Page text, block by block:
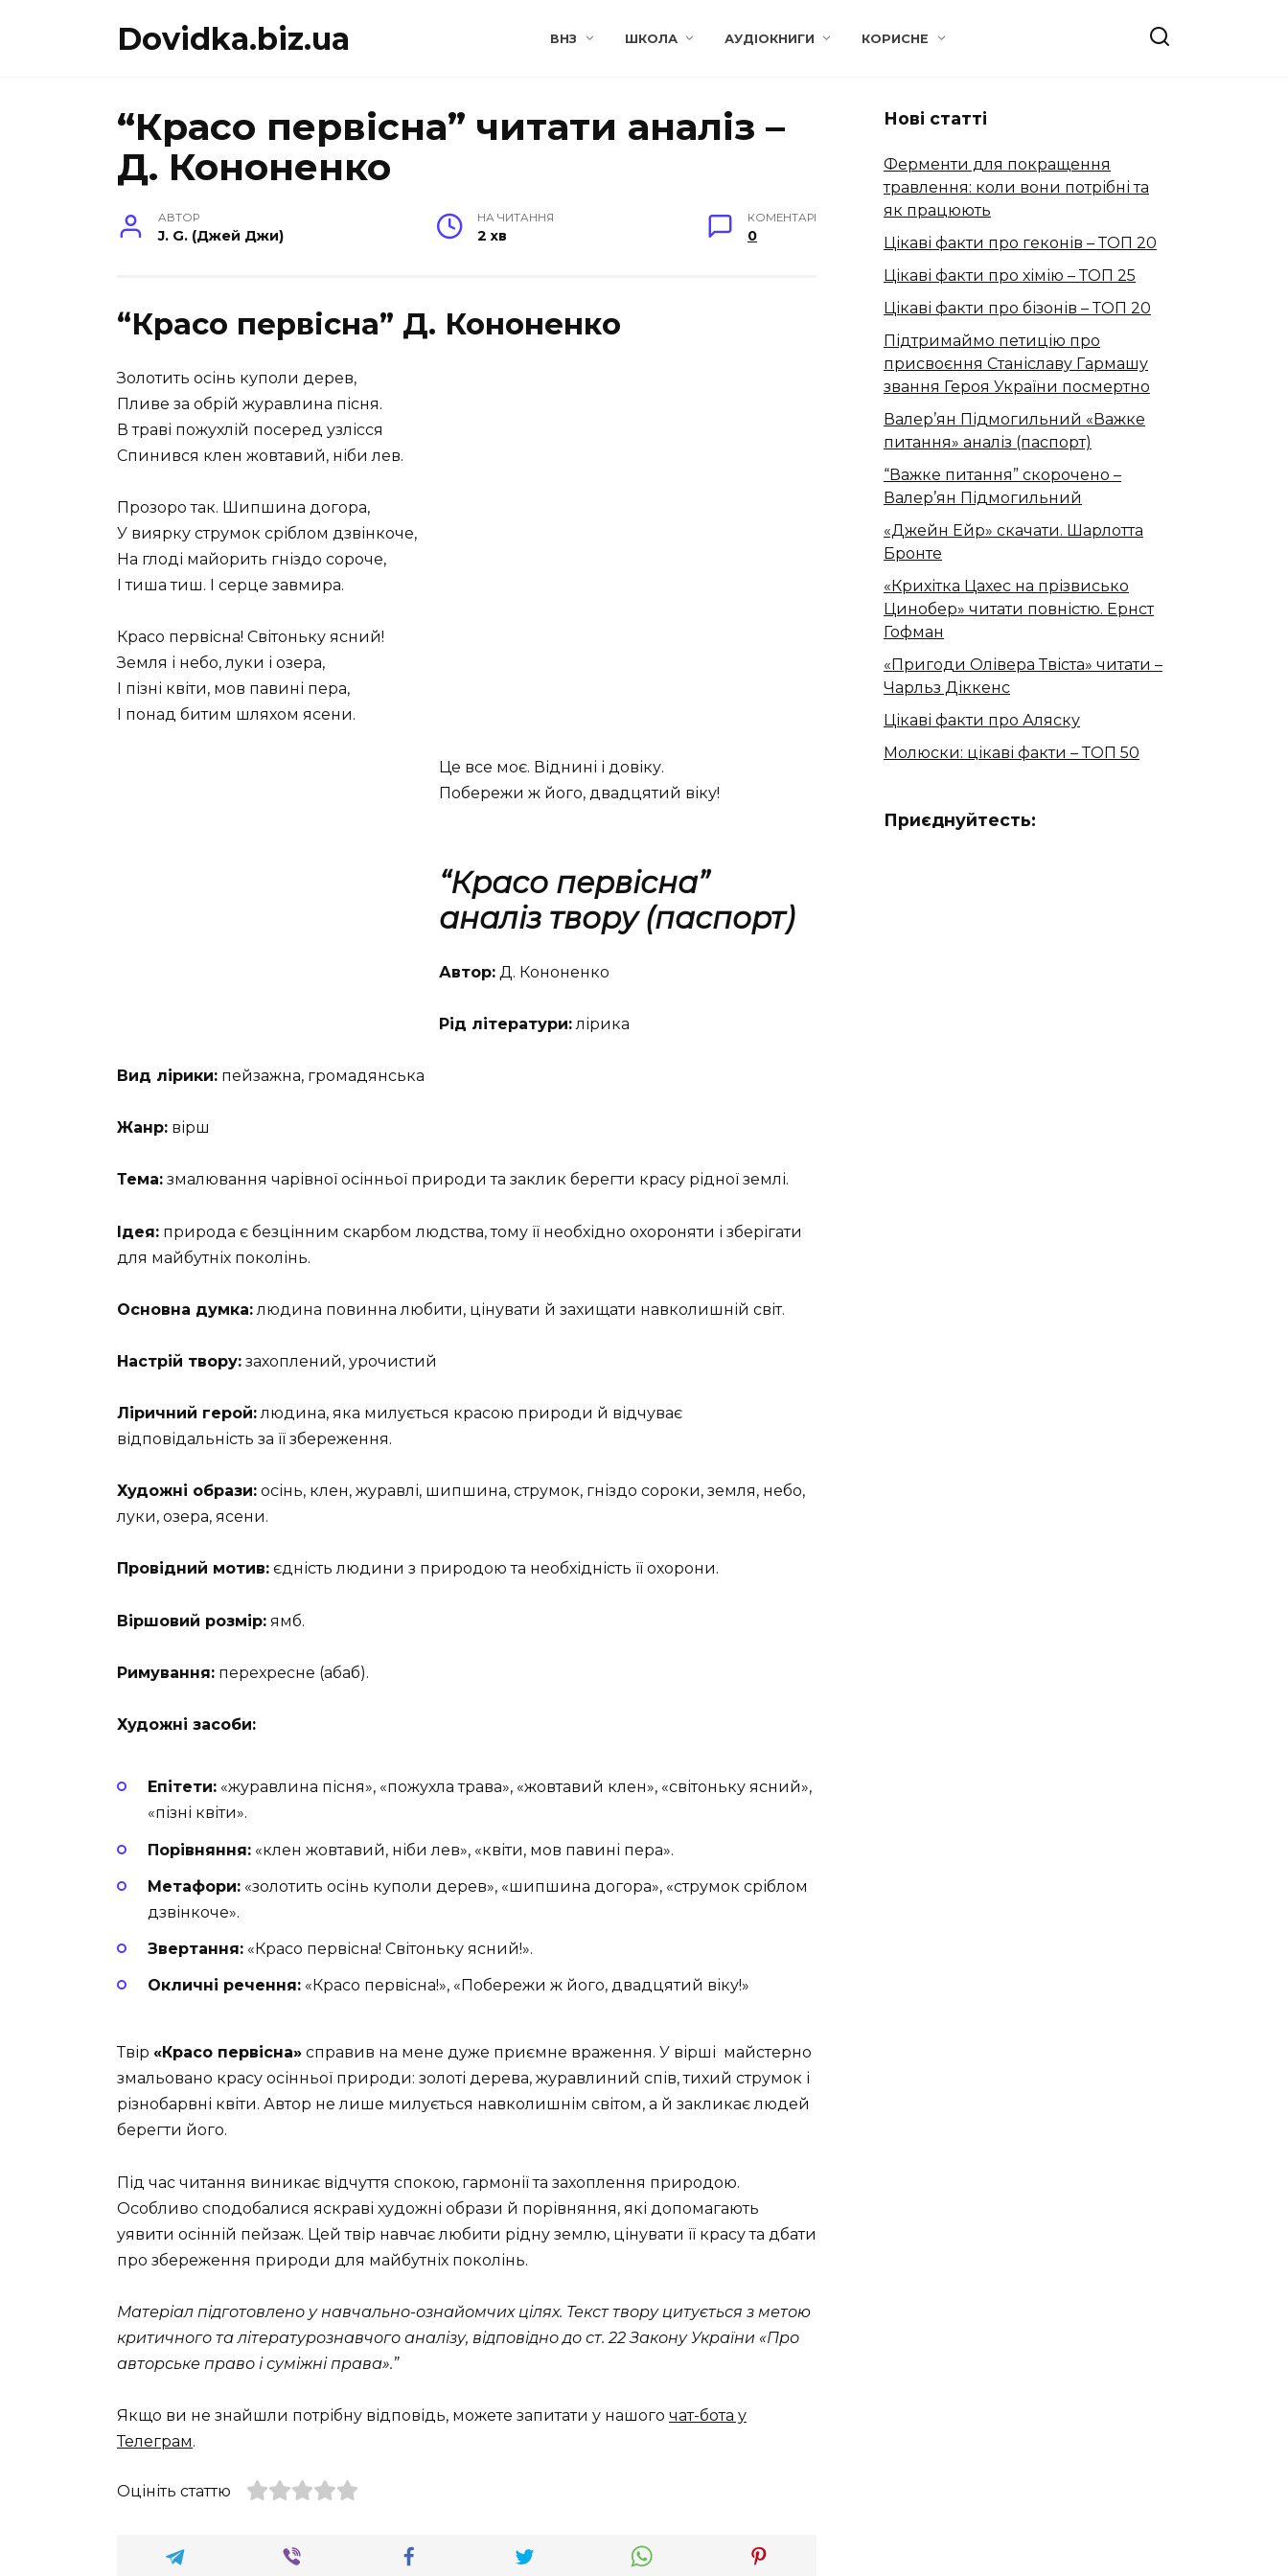
Dovidka.biz.ua ВНЗ ШКОЛА АУДІОКНИГИ КОРИСНЕ
“Красо первісна” читати аналіз –
Д. Кононенко
АВТОР
J. G. (Джей Джи)
НА ЧИТАННЯ
2 хв
КОМЕНТАРІ
0
“Красо первісна” Д. Кононенко
Золотить осінь куполи дерев,
Пливе за обрій журавлина пісня.
В траві пожухлій посеред узлісся
Спинився клен жовтавий, ніби лев.
Прозоро так. Шипшина догора,
У виярку струмок сріблом дзвінкоче,
На глоді майорить гніздо сороче,
І тиша тиш. І серце завмира.
Красо первісна! Світоньку ясний!
Земля і небо, луки і озера,
І пізні квіти, мов павині пера,
І понад битим шляхом ясени.
Це все моє. Віднині і довіку.
Побережи ж його, двадцятий віку!
“Красо первісна”
аналіз твору (паспорт)
Автор: Д. Кононенко
Рід літератури: лірика
Вид лірики: пейзажна, громадянська
Жанр: вірш
Тема: змалювання чарівної осінньої природи та заклик берегти красу рідної землі.
Ідея: природа є безцінним скарбом людства, тому її необхідно охороняти і зберігати
для майбутніх поколінь.
Основна думка: людина повинна любити, цінувати й захищати навколишній світ.
Настрій твору: захоплений, урочистий
Ліричний герой:людина, яка милується красою природи й відчуває
відповідальність за її збереження.
Художні образи: осінь, клен, журавлі, шипшина, струмок, гніздо сороки, земля, небо,
луки, озера, ясени.
Провідний мотив: єдність людини з природою та необхідність її охорони.
Віршовий розмір: ямб.
Римування: перехресне (абаб).
Художні засоби:
Епітети: «журавлина пісня», «пожухла трава», «жовтавий клен», «світоньку ясний»,
«пізні квіти».
Порівняння: «клен жовтавий, ніби лев», «квіти, мов павині пера».
Метафори: «золотить осінь куполи дерев», «шипшина догора», «струмок сріблом
дзвінкоче».
Звертання: «Красо первісна! Світоньку ясний!».
Окличні речення: «Красо первісна!», «Побережи ж його, двадцятий віку!»
Твір «Красо первісна» справив на мене дуже приємне враження. У вірші майстерно
змальовано красу осінньої природи: золоті дерева, журавлиний спів, тихий струмок і
різнобарвні квіти. Автор не лише милується навколишнім світом, а й закликає людей
берегти його.
Під час читання виникає відчуття спокою, гармонії та захоплення природою.
Особливо сподобалися яскраві художні образи й порівняння, які допомагають
уявити осінній пейзаж. Цей твір навчає любити рідну землю, цінувати її красу та дбати
про збереження природи для майбутніх поколінь.
Матеріал підготовлено у навчально-ознайомчих цілях. Текст твору цитується з метою
критичного та літературознавчого аналізу, відповідно до ст. 22 Закону України «Про
авторське право і суміжні права».”
Якщо ви не знайшли потрібну відповідь, можете запитати у нашого чат-бота у
Телеграм.
Оцініть статтю
Нові статті
Ферменти для покращення
травлення: коли вони потрібні та
як працюють
Цікаві факти про геконів – ТОП 20
Цікаві факти про хімію – ТОП 25
Цікаві факти про бізонів – ТОП 20
Підтримаймо петицію про
присвоєння Станіславу Гармашу
звання Героя України посмертно
Валер’ян Підмогильний «Важке
питання» аналіз (паспорт)
“Важке питання” скорочено –
Валер’ян Підмогильний
«Джейн Ейр» скачати. Шарлотта
Бронте
«Крихітка Цахес на прізвисько
Цинобер» читати повністю. Ернст
Гофман
«Пригоди Олівера Твіста» читати –
Чарльз Діккенс
Цікаві факти про Аляску
Молюски: цікаві факти – ТОП 50
Приєднуйтесть: